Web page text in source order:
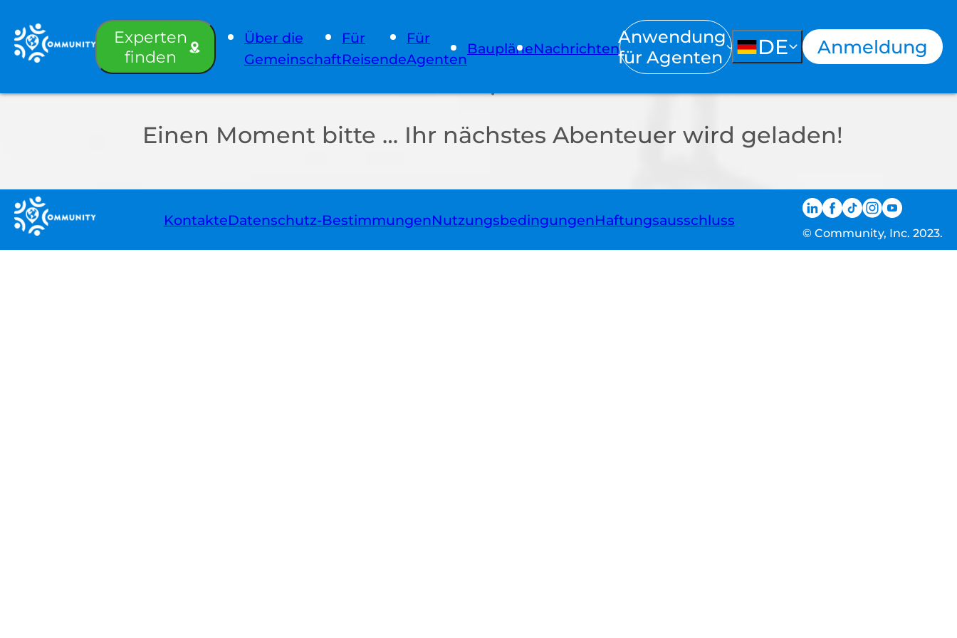
Experten
finden
Über die
Gemeinschaft
Für
Reisende
Für
Agenten
BaupläneNachrichten
Anwendung
für Agenten
DE Anmeldung
Einen Moment bitte … Ihr nächstes Abenteuer wird geladen!
KontakteDatenschutz-BestimmungenNutzungsbedingungenHaftungsausschluss
© Community, Inc. 2023.